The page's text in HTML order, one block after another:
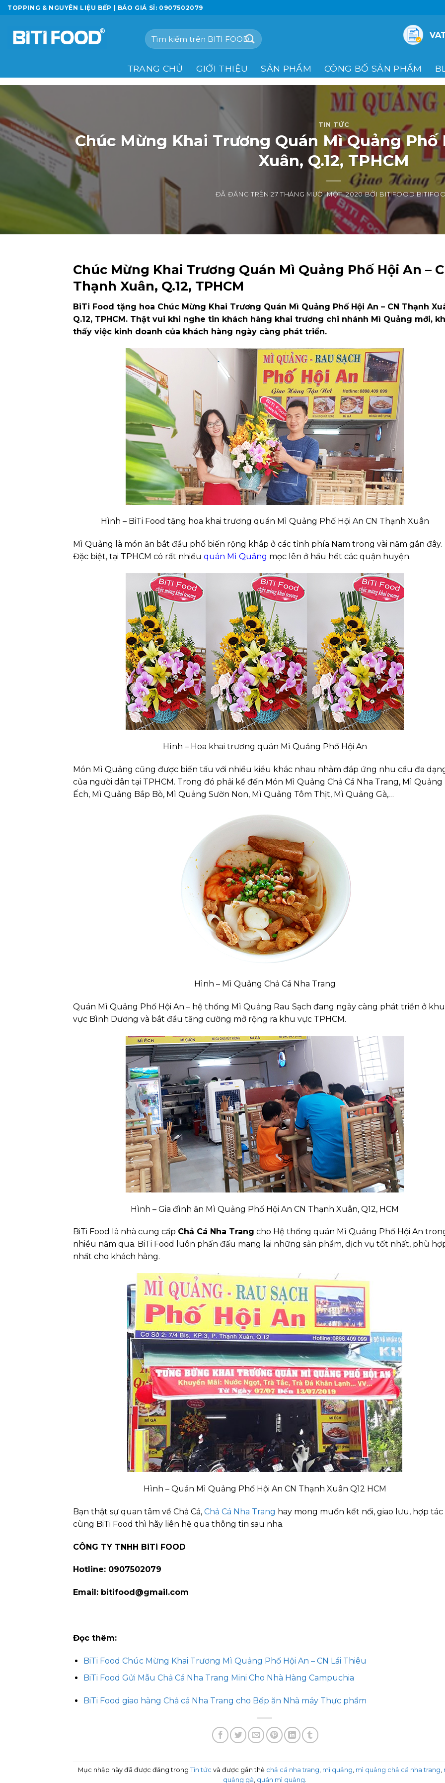
Chuyển
đến
dung
TOPPING & NGUYÊN LIỆU BẾP | BÁO GIÁ SỈ: 0907502079
Tìm
kiếm:
TRANG CHỦ GIỚI THIỆU SẢN PHẨM CÔNG BỐ SẢN PHẨM
TIN TỨC
Chúc Mừng Khai Trương Quán Mì Quảng Phố
Xuân, Q.12, TPHCM
ĐÃ ĐĂNG TRÊN27 THÁNG MƯỜI MỘT, 2020 BỞI BITIFOOD
Chúc Mừng Khai Trương Quán Mì Quảng Phố Hội An –
Thạnh Xuân, Q.12, TPHCM
BiTi Food tặng hoa Chúc Mừng Khai Trương Quán Mì Quảng Phố Hội An – CN Thạnh
Q.12, TPHCM. Thật vui khi nghe tin khách hàng khai trương chi nhánh Mì Quảng mới,
thấy việc kinh doanh của khách hàng ngày càng phát triển.
Hình – BiTi Food tặng hoa khai trương quán Mì Quảng Phố Hội An CN Thạnh Xuân
Mì Quảng là món ăn bắt đầu phổ biến rộng khắp ở các tỉnh phía Nam trong vài năm gần đây.
Đặc biệt, tại TPHCM có rất nhiều quán Mì Quảng mọc lên ở hầu hết các quận huyện.
Hình – Hoa khai trương quán Mì Quảng Phố Hội An
Món Mì Quảng cũng được biến tấu với nhiều kiểu khác nhau nhằm đáp ứng nhu cầu đa
của người dân tại TPHCM. Trong đó phải kể đến Món Mì Quảng Chả Cá Nha Trang, Mì Quảng
Ếch, Mì Quảng Bắp Bò, Mì Quảng Sườn Non, Mì Quảng Tôm Thịt, Mì Quảng Gà,…
Hình – Mì Quảng Chả Cá Nha Trang
Quán Mì Quảng Phố Hội An – hệ thống Mì Quảng Rau Sạch đang ngày càng phát triển ở khu
vực Bình Dương và bắt đầu tăng cường mở rộng ra khu vực TPHCM.
Hình – Gia đình ăn Mì Quảng Phố Hội An CN Thạnh Xuân, Q12, HCM
BiTi Food là nhà cung cấp Chả Cá Nha Trang cho Hệ thống quán Mì Quảng Phố Hội An
nhiều năm qua. BiTi Food luôn phấn đấu mang lại những sản phẩm, dịch vụ tốt nhất, phù
nhất cho khách hàng.
Hình – Quán Mì Quảng Phố Hội An CN Thạnh Xuân Q12 HCM
Bạn thật sự quan tâm về Chả Cá, Chả Cá Nha Trang hay mong muốn kết nối, giao lưu, hợp tác
cùng BiTi Food thì hãy liên hệ qua thông tin sau nha.
CÔNG TY TNHH BiTi FOOD
Hotline: 0907502079
Email: bitifood@gmail.com
Đọc thêm:
BiTi Food Chúc Mừng Khai Trương Mì Quảng Phố Hội An – CN Lái Thiêu
BiTi Food Gửi Mẫu Chả Cá Nha Trang Mini Cho Nhà Hàng Campuchia
BiTi Food giao hàng Chả cá Nha Trang cho Bếp ăn Nhà máy Thực phẩm
Mục nhập này đã được đăng trongTin tức và được gắn thẻ chả cá nha trang, mì quảng, mì quảng chả cá nha trang,
quảng gà, quán mì quảng.